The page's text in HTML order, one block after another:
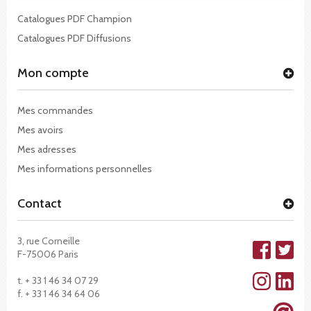
Catalogues PDF Champion
Catalogues PDF Diffusions
Mon compte
Mes commandes
Mes avoirs
Mes adresses
Mes informations personnelles
Contact
3, rue Corneille
F-75006 Paris
t. + 33 1 46 34 07 29
f. + 33 1 46 34 64 06